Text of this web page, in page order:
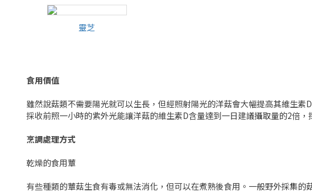
靈芝
食用價值
雖然說菇類不需要陽光就可以生長，但經照射陽光的洋菇會大幅提高其維生
採收前照一小時的紫外光能讓洋菇的維生素D含量達到一日建議攝取量的2倍，
烹調處理方式
乾燥的食用蕈
有些種類的蕈菇生食有毒或無法消化，但可以在煮熟後食用。一般野外採集